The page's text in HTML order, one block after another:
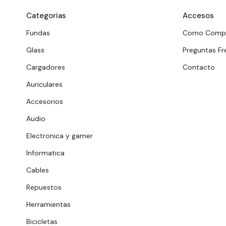
Categorias
Fundas
Glass
Cargadores
Auriculares
Accesorios
Audio
Electronica y gamer
Informatica
Cables
Repuestos
Herramientas
Bicicletas
Accesos
Como
Preguntas
Contacto